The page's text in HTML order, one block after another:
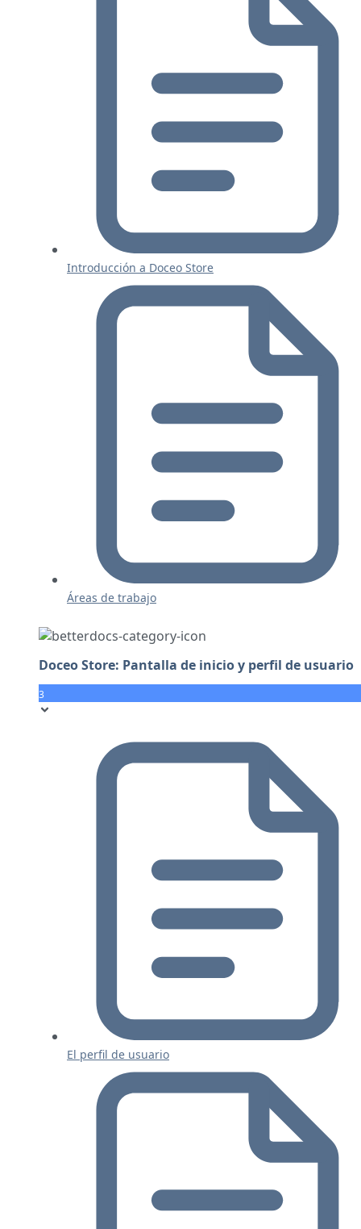
Introducción a Doceo Store
Áreas de trabajo
Doceo Store: Pantalla de inicio y perfil de usuario
3
El perfil de usuario